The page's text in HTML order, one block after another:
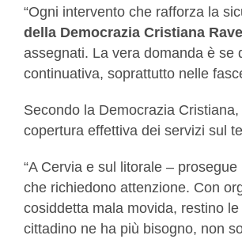
“Ogni intervento che rafforza la
della Democrazia Cristiana
assegnati. La vera domanda è se
continuativa, soprattutto nelle
Secondo la Democrazia
copertura effettiva dei servizi sul
“A Cervia e sul litorale –
che richiedono attenzione. Con
cosiddetta mala movida, restino
cittadino ne ha più bisogno, non